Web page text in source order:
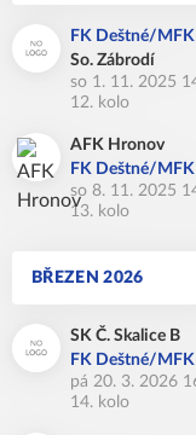
FK Deštné/
So. Zábrodí
so 1. 11. 2025
12. kolo
AFK Hronov
FK Deštné/
so 8. 11. 2025
13. kolo
BŘEZEN 2026
SK Č. Skalice B
FK Deštné/
pá 20. 3. 2026
14. kolo